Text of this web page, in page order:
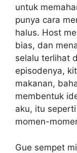
untuk
punya cara
halus. Host
bias, dan
selalu terlihat
episodenya,
makanan,
membentuk
aku, itu
momen-
Gue sempet